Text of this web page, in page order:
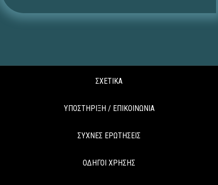
ΣΧΕΤΙΚΑ
ΥΠΟΣΤΗΡΙΞΗ / ΕΠΙΚΟΙΝΩΝΙΑ
ΣΥΧΝΕΣ ΕΡΩΤΗΣΕΙΣ
ΟΔΗΓΟΙ ΧΡΗΣΗΣ